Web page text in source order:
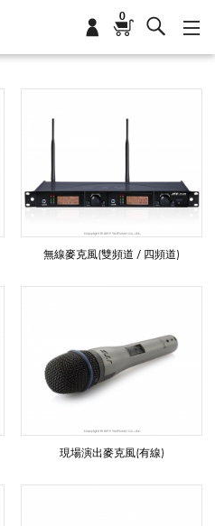
0
無線麥克風(雙頻道 / 四頻道)
現場演出麥克風(有線)